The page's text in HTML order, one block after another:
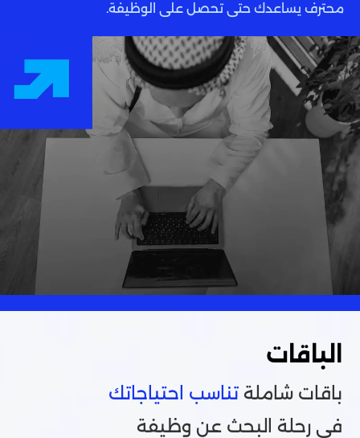
محترف يساعدك حتى تحصل على الوظيفة.
الباقات
باقات شاملة تناسب احتياجاتك
في رحلة البحث عن وظيفة